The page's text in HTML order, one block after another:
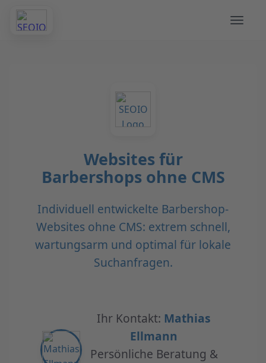
Websites für
Barbershops ohne CMS
Individuell entwickelte Barbershop-
Websites ohne CMS: extrem schnell,
wartungsarm und optimal für lokale
Suchanfragen.
Ihr Kontakt: Mathias
Ellmann
Persönliche Beratung &